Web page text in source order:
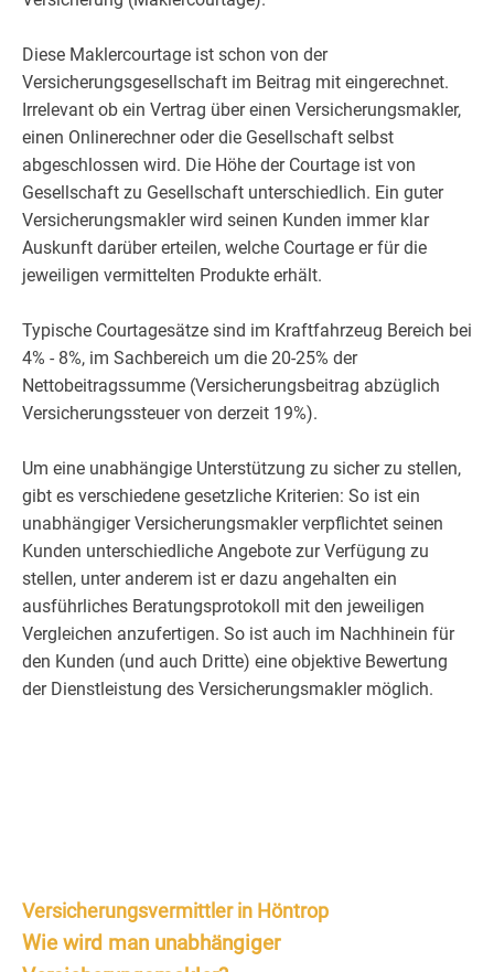
Diese Maklercourtage ist schon von der
Versicherungsgesellschaft im Beitrag mit eingerechnet.
Irrelevant ob ein Vertrag über einen Versicherungsmakler,
einen Onlinerechner oder die Gesellschaft selbst
abgeschlossen wird. Die Höhe der Courtage ist von
Gesellschaft zu Gesellschaft unterschiedlich. Ein guter
Versicherungsmakler wird seinen Kunden immer klar
Auskunft darüber erteilen, welche Courtage er für die
jeweiligen vermittelten Produkte erhält.
Typische Courtagesätze sind im Kraftfahrzeug Bereich bei
4% - 8%, im Sachbereich um die 20-25% der
Nettobeitragssumme (Versicherungsbeitrag abzüglich
Versicherungssteuer von derzeit 19%).
Um eine unabhängige Unterstützung zu sicher zu stellen,
gibt es verschiedene gesetzliche Kriterien: So ist ein
unabhängiger Versicherungsmakler verpflichtet seinen
Kunden unterschiedliche Angebote zur Verfügung zu
stellen, unter anderem ist er dazu angehalten ein
ausführliches Beratungsprotokoll mit den jeweiligen
Vergleichen anzufertigen. So ist auch im Nachhinein für
den Kunden (und auch Dritte) eine objektive Bewertung
der Dienstleistung des Versicherungsmakler möglich.
Versicherungsvermittler in Höntrop
Wie wird man unabhängiger